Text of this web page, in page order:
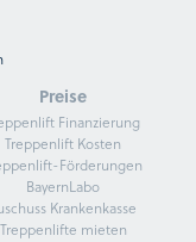
Preise
Finanzierung
Treppenlift Kosten
Förderungen
BayernLabo
Krankenkasse
Treppenlifte mieten